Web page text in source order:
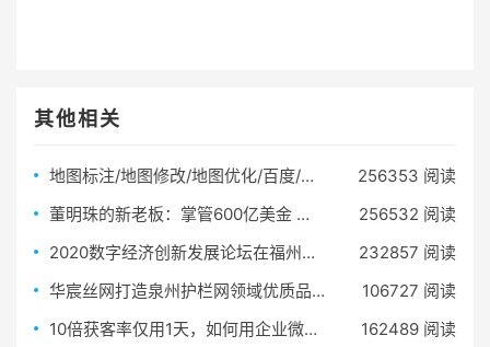
其他相关
地图标注/地图修改/地图优化/百度/腾讯/高德/搜狗/360/必应(200元/1个）
256353 阅读
董明珠的新老板：掌管600亿美金 从小镇青年到隐秘巨富
256532 阅读
2020数字经济创新发展论坛在福州召开
232857 阅读
华宸丝网打造泉州护栏网领域优质品牌
106727 阅读
10倍获客率仅用1天，如何用企业微信玩转社交电商
162489 阅读